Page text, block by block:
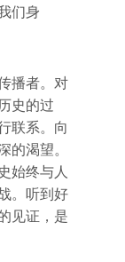
们身
播者。对
史的过
联系。向
的渴望。
始终与人
。听到好
见证，是